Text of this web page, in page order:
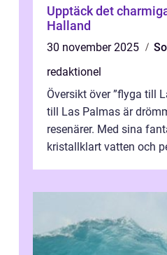
Upptäck det
Halland
30 november 2025
redaktionel
Översikt över ”flyga till
till Las Palmas är
resenärer. Med sina
kristallklart vatten och